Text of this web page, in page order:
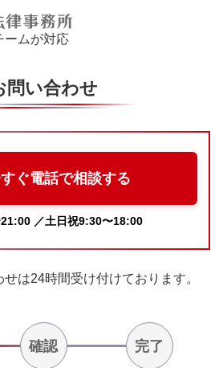
ームが対応
問い合わせ
ぐ電話で相談する
／土日祝9:30〜18:00
は24時間受け付けております。
確認 完了